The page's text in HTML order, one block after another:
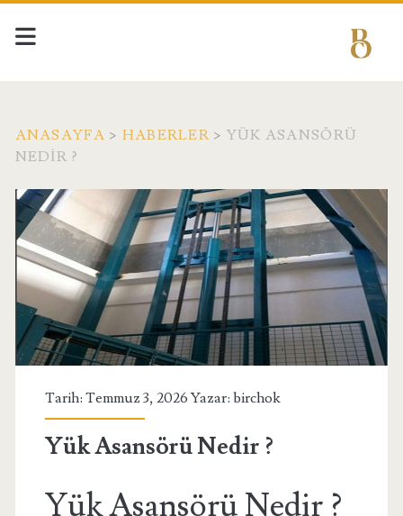
ANASAYFA > HABERLER> YÜK ASANSÖRÜ
NEDIR ?
Tarih: Temmuz 3, 2026 Yazar: birchok
Yük Asansörü Nedir ?
Yük Asansörü Nedir ?